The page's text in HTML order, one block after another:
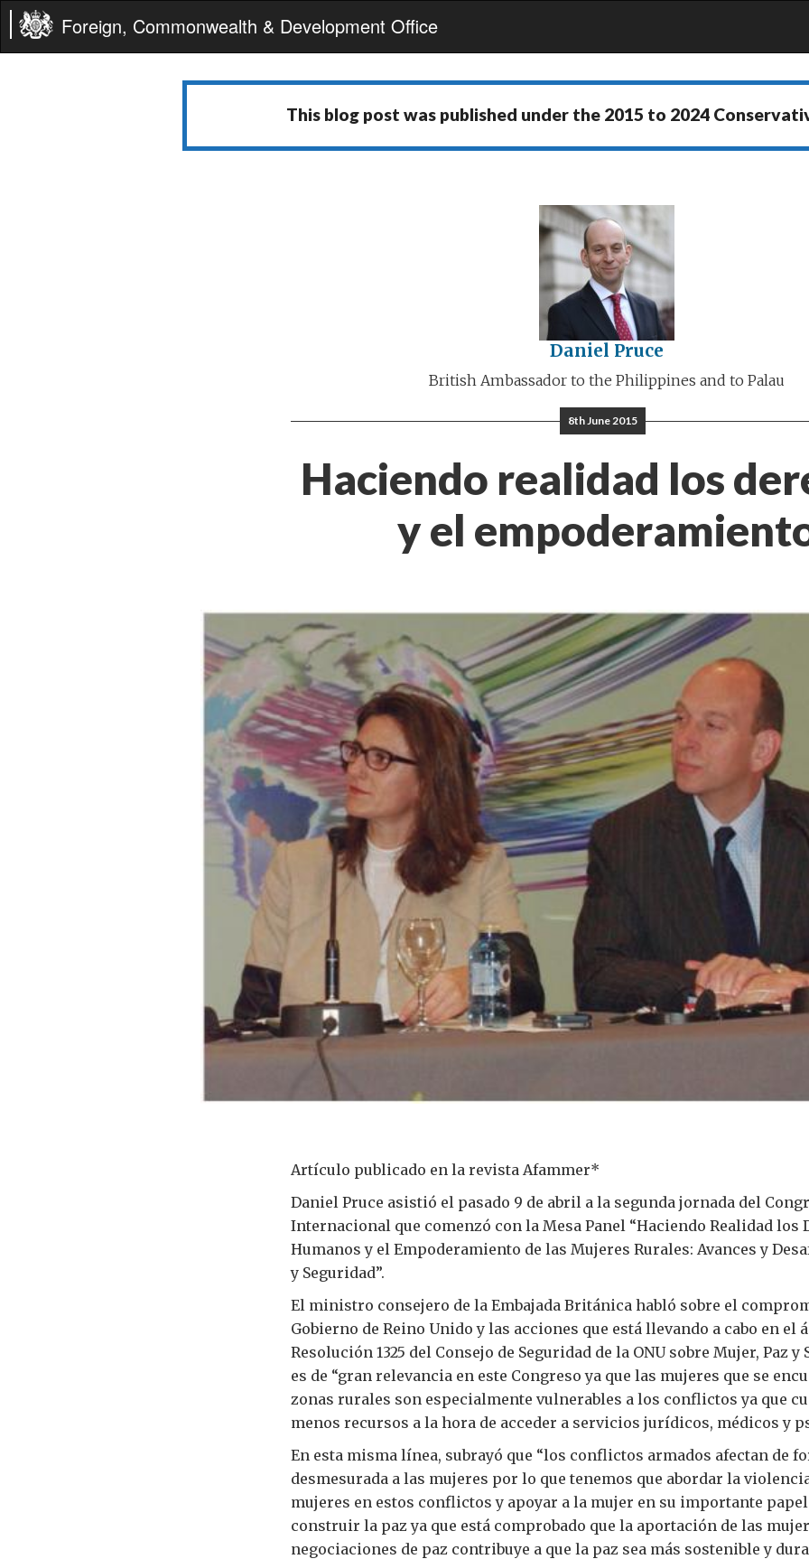
Foreign, Commonwealth & Development Office
This blog post was published under the 2015 to 2024
Daniel Pruce
British Ambassador to the Philippines and to Palau
8th June 2015
Haciendo realidad los
y el
Artículo publicado en la revista Afammer*
Daniel Pruce asistió el pasado 9 de abril a la segunda jornada del
Internacional que comenzó con la Mesa Panel “Haciendo Realidad los
Humanos y el Empoderamiento de las Mujeres Rurales: Avances y
y Seguridad”.
El ministro consejero de la Embajada Británica habló sobre el
Gobierno de Reino Unido y las acciones que está llevando a cabo en el
Resolución 1325 del Consejo de Seguridad de la ONU sobre Mujer, Paz y
es de “gran relevancia en este Congreso ya que las mujeres que se
zonas rurales son especialmente vulnerables a los conflictos ya que
menos recursos a la hora de acceder a servicios jurídicos, médicos y
En esta misma línea, subrayó que “los conflictos armados afectan de
desmesurada a las mujeres por lo que tenemos que abordar la
mujeres en estos conflictos y apoyar a la mujer en su importante papel
construir la paz ya que está comprobado que la aportación de las
negociaciones de paz contribuye a que la paz sea más sostenible y